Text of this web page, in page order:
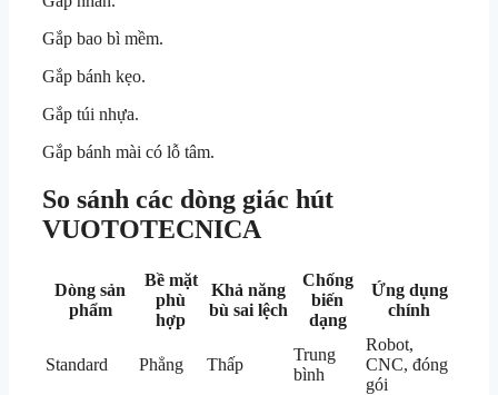
Gắp bao bì mềm.
Gắp bánh kẹo.
Gắp túi nhựa.
Gắp bánh mài có lỗ tâm.
So sánh các dòng giác hút
VUOTOTECNICA
Dòng sản
phẩm
Bề mặt
phù
hợp
Khả năng
bù sai lệch
Chống
biến
dạng
Ứng dụng
chính
Standard Phẳng Thấp
Trung
bình
Robot,
CNC, đóng
gói